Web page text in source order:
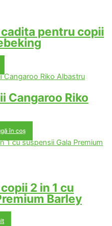
pentru copii
Cangaroo Riko
în coș
2 in 1 cu
Barley